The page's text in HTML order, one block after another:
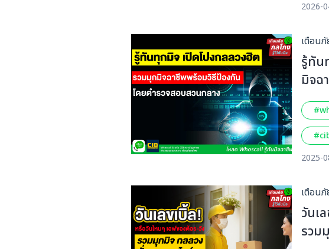
2026-
เตือน
รู้ทัน
มิจฉ
2025-
เตือน
วันเ
รวม